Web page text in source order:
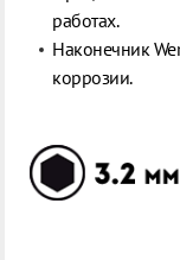
работах.
Наконечник
коррозии.